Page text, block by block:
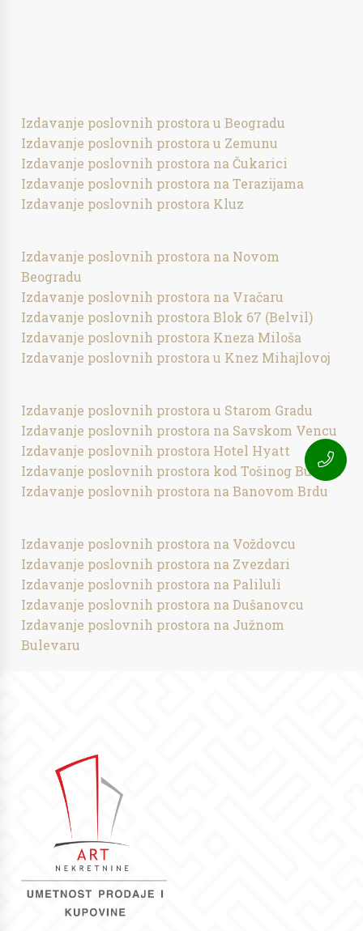
Izdavanje poslovnih prostora u Beogradu
Izdavanje poslovnih prostora u Zemunu
Izdavanje poslovnih prostora na Čukarici
Izdavanje poslovnih prostora na Terazijama
Izdavanje poslovnih prostora Kluz
Izdavanje poslovnih prostora na Novom
Beogradu
Izdavanje poslovnih prostora na Vračaru
Izdavanje poslovnih prostora Blok 67 (Belvil)
Izdavanje poslovnih prostora Kneza Miloša
Izdavanje poslovnih prostora u Knez Mihajlovoj
Izdavanje poslovnih prostora u Starom Gradu
Izdavanje poslovnih prostora na Savskom Vencu
Izdavanje poslovnih prostora Hotel Hyatt
Izdavanje poslovnih prostora kod Tošinog Bunara
Izdavanje poslovnih prostora na Banovom Brdu
Izdavanje poslovnih prostora na Voždovcu
Izdavanje poslovnih prostora na Zvezdari
Izdavanje poslovnih prostora na Paliluli
Izdavanje poslovnih prostora na Dušanovcu
Izdavanje poslovnih prostora na Južnom
Bulevaru